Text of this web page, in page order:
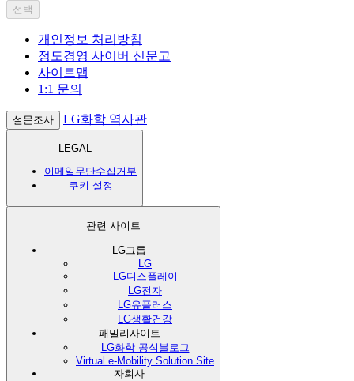
선택
개인정보 처리방침
정도경영 사이버 신문고
사이트맵
1:1 문의
설문조사 LG화학 역사관
LEGAL
이메일무단수집거부
쿠키 설정
관련 사이트
LG그룹
LG
LG디스플레이
LG전자
LG유플러스
LG생활건강
패밀리사이트
LG화학 공식블로그
Virtual e-Mobility Solution Site
자회사